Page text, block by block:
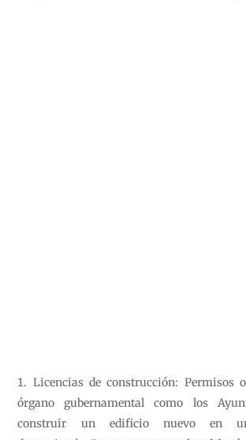
Licencias de construcción: Permisos
órgano gubernamental como los
construir un edificio nuevo en